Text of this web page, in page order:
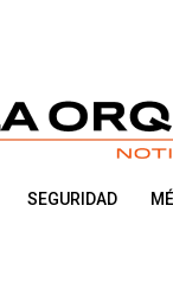
SEGURIDAD